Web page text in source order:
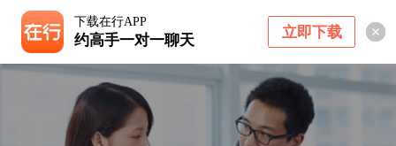
下载在行APP
约高手一对一聊天 立即下载